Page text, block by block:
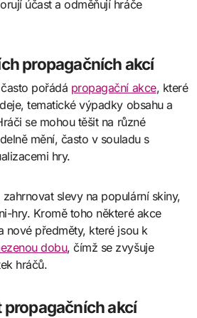
účast a odměňují hráče
propagačních akcí
pořádá propagační akce, které
tematické výpadky obsahu a
se mohou těšit na různé
mění, často v souladu s
hry.
slevy na populární skiny,
hry. Kromě toho některé akce
nové předměty, které jsou k
dobu, čímž se zvyšuje
hráčů.
akcí